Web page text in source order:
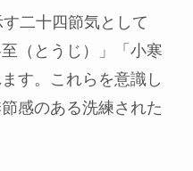
二十四節気として
（とうじ）」「小寒
す。これらを意識し
感のある洗練された